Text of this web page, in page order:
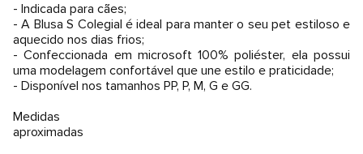
- Indicada para cães;
- A Blusa S Colegial é ideal para manter o seu pet estiloso e
aquecido nos dias frios;
- Confeccionada em microsoft 100% poliéster, ela possui
uma modelagem confortável que une estilo e praticidade;
- Disponível nos tamanhos PP, P, M, G e GG.
Medidas
aproximadas